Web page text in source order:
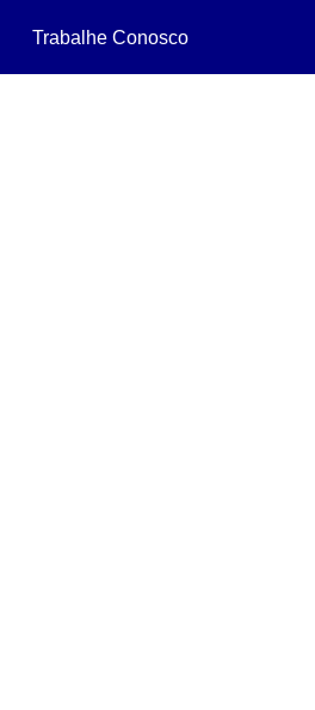
Trabalhe Conosco